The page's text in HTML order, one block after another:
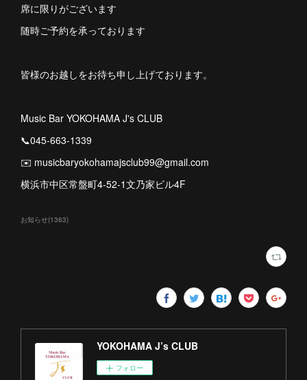
席に限りがございます
随時ご予約を承っております
皆様のお越しをお待ち申し上げております。
Music Bar YOKOHAMA J's CLUB
📞045-663-1339
✉️ musicbaryokohamajsclub99@gmail.com
横浜市中区常盤町4-52-1文乃家ビル4F
お知らせ(1363)
YOKOHAMA J’s CLUB
フォロー